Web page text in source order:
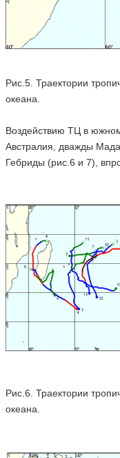
Рис.5. Траектории
океана.
Воздействию ТЦ в
Австралия, дважды
Гебриды (рис.6 и 7),
Рис.6. Траектории
океана.